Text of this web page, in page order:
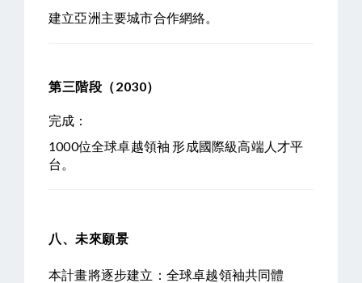
建立亞洲主要城市合作網絡。
第三階段（2030）
完成：
1000位全球卓越領袖形成國際級高端人才平
台。
八、未來願景
本計畫將逐步建立： 全球卓越領袖共同體